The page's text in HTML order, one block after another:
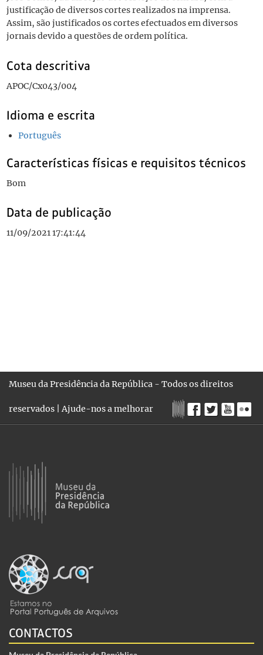
justificação de diversos cortes realizados na imprensa.
Assim, são justificados os cortes efectuados em diversos
jornais devido a questões de ordem política.
Cota descritiva
APOC/Cx043/004
Idioma e escrita
Português
Características físicas e requisitos técnicos
Bom
Data de publicação
11/09/2021 17:41:44
Museu da Presidência da República - Todos os direitos
reservados |Ajude-nos a melhorar
CONTACTOS